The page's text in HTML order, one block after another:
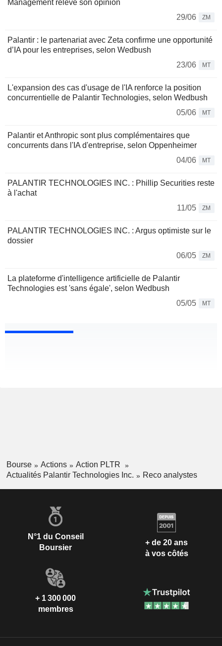
Management relève son opinion
29/06
ZM
Palantir : le partenariat avec Zeta confirme une opportunité
d’IA pour les entreprises, selon Wedbush
23/06
MT
L'expansion des cas d'usage de l'IA renforce la position
concurrentielle de Palantir Technologies, selon Wedbush
05/06
MT
Palantir et Anthropic sont plus complémentaires que
concurrents dans l'IA d'entreprise, selon Oppenheimer
04/06
MT
PALANTIR TECHNOLOGIES INC. : Phillip Securities reste
à l'achat
11/05
ZM
PALANTIR TECHNOLOGIES INC. : Argus optimiste sur le
dossier
06/05
ZM
La plateforme d'intelligence artificielle de Palantir
Technologies est 'sans égale', selon Wedbush
05/05
MT
Bourse Actions
Action PLTR
Actualités Palantir Technologies Inc.
Reco analystes
N°1 du Conseil
Boursier
+ de 20 ans
à vos côtés
+ 1 300 000
membres